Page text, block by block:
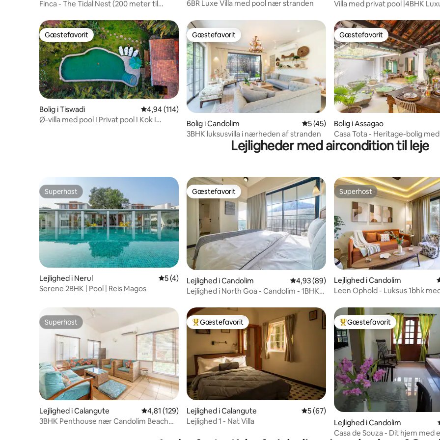
Finca - The Tidal Nest (200 meter til
6BR Luxe Villa med pool nær stranden
Villa med privat pool |4BHK
Gæstefavorit
Gæstefavorit
Bolig i Tiswadi 4,94 ud af 5 i gennemsnitlig bedømmelse, 114 omtaler
4,94 (114)
Ø-villa med pool I Privat pool I Kok I
Gæstefavorit
Gæstefavorit
Bolig i Candolim 5 ud af 5 i gennemsnitlig bedømmelse,
5 (45)
3BHK luksusvilla i nærheden af stranden
Gæstefavorit
Gæstefavorit
Bolig i Assagao
Casa Tota - Heritage-bolig
Assagao
Lejligheder med aircondition til leje
Superhost
Superhost
Lejlighed i Nerul 5 ud af 5 i gennemsnitlig bedømmelse, 4 omtaler
5 (4)
Serene 2BHK | Pool | Reis Magos
Gæstefavorit
Gæstefavorit
Lejlighed i Candolim 4,93 ud af 5 i gennemsnitlig bedømmelse,
4,93 (89)
Lejlighed i North Goa - Candolim - 1BHK
Superhost
Superhost
Lejlighed i Candolim
Leen Ophold - Luksus 1bhk
Superhost
Superhost
Lejlighed i Calangute 4,81 ud af 5 i gennemsnitlig bedømmelse, 129 omtaler
4,81 (129)
3BHK Penthouse nær Candolim Beach
Bedste gæstefavorit
Gæstefavorit
Lejlighed i Calangute 5 ud af 5 i gennemsnitlig bedømmelse,
5 (67)
Lejlighed 1 - Nat Villa
Bedste gæstefavorit
Gæstefavorit
Lejlighed i Candolim
Casa de Souza - Dit hjem med